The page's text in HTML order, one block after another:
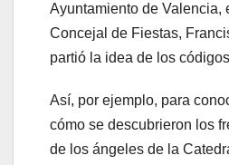
Ayuntamiento de Valencia,
Concejal de Fiestas,
partió la idea de los códigos
Así, por ejemplo, para
cómo se descubrieron los
de los ángeles de la